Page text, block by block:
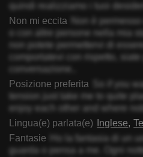
quindi realizziamo i tuoi
Non mi eccita
Non è
o con altre persone nella mia
non potete permettervi di
comportatevi con rispetto,
conversazione..
Posizione preferita
So if you
tension just take me to quite
enjoy each other and where
Lingua(e) parlata(e)
Inglese
Fantasie
Ho la fantasia di un
guarda o pensa a me. Ogni